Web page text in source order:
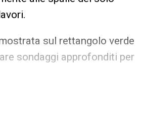
sul rettangolo verde
sondaggi approfonditi per
annata agonistica e alla